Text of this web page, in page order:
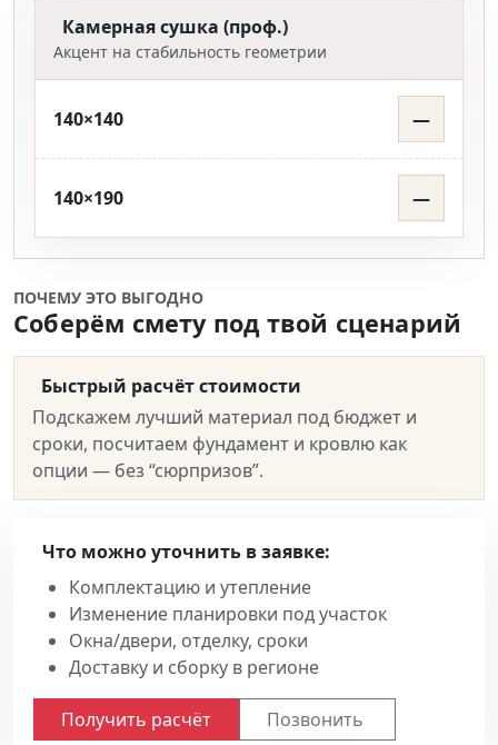
Камерная сушка (проф.)
Акцент на стабильность геометрии
140×140 —
140×190 —
ПОЧЕМУ ЭТО ВЫГОДНО
Соберём смету под твой сценарий
Быстрый расчёт стоимости
Подскажем лучший материал под бюджет и
сроки, посчитаем фундамент и кровлю как
опции — без “сюрпризов”.
Что можно уточнить в заявке:
Комплектацию и утепление
Изменение планировки под участок
Окна/двери, отделку, сроки
Доставку и сборку в регионе
Получить расчёт Позвонить